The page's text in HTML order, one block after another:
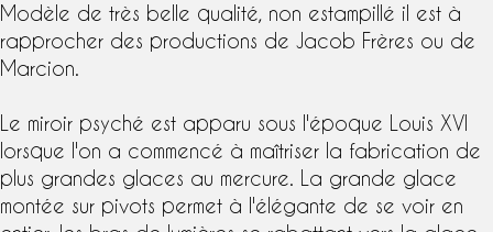
Modèle de très belle qualité, non estampillé il est à
rapprocher des productions de Jacob Frères ou de
Marcion
Le miroir psyché est apparu sous l'époque Louis XVI
lorsque l'on a commencé à maîtriser la fabrication de
plus grandes glaces au mercure . La grande glace
montée sur pivots permet à l'élégante de se voir en